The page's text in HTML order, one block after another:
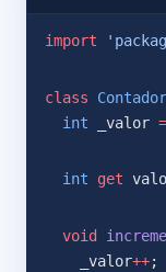
import
class
  int
_valor =
  int
get
  void
    _valor
++;